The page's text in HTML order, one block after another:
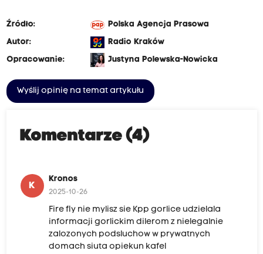
Źródło:
Polska Agencja Prasowa
Autor:
Radio Kraków
Opracowanie:
Justyna Polewska-Nowicka
Wyślij opinię na temat artykułu
Komentarze (4)
K
Kronos
2025-10-26
Fire fly nie mylisz sie Kpp gorlice udzielala
informacji gorlickim dilerom z nielegalnie
zalozonych podsluchow w prywatnych
domach siuta opiekun kafel